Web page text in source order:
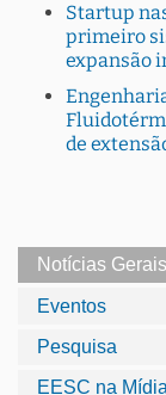
Startup
primeiro
expansão
de
Notícias Gerais
Eventos
Pesquisa
EESC na Mídia